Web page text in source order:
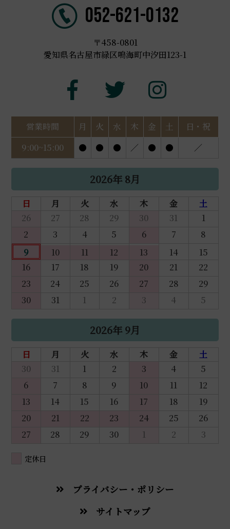
052-621-0132
〒458-0801
愛知県名古屋市緑区鳴海町中汐田123-1
営業時間 月 火 水 木 金 土
日・祝
9:00~15:00
● ● ● ／ ● ● ／
2026年 8月
日 月 火 水 木 金
土
26
27 28 29 30 31
1
2
3 4 5 6 7
8
9
10 11 12 13 14
15
16
17 18 19 20 21
22
23
24 25 26 27 28
29
30
31 1 2 3 4 5
2026年 9月
日 月 火 水 木 金
土
30
31 1 2 3 4
5
6
7 8 9 10 11
12
13
14 15 16 17 18
19
20
21 22 23 24 25
26
27
28 29 30 1 2 3
定休日
プライバシー・ポリシー
サイトマップ